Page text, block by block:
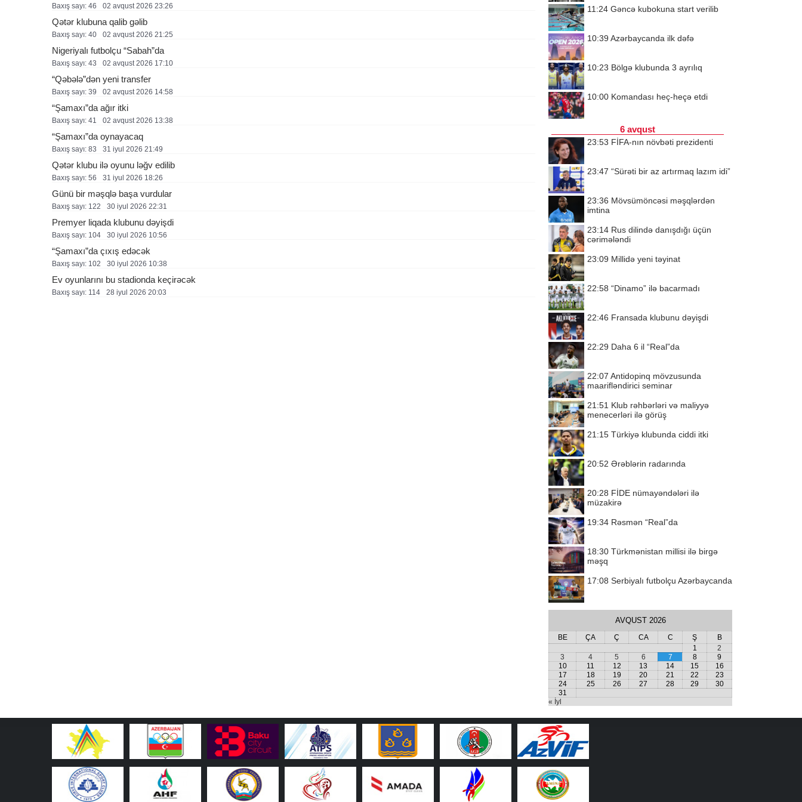
Baxış sayı: 46 02 avqust 2026 23:26
Qətər klubuna qalib gəlib
Baxış sayı: 40 02 avqust 2026 21:25
Nigeriyalı futbolçu “Sabah”da
Baxış sayı: 43 02 avqust 2026 17:10
“Qəbələ”dən yeni transfer
Baxış sayı: 39 02 avqust 2026 14:58
“Şamaxı”da ağır itki
Baxış sayı: 41 02 avqust 2026 13:38
“Şamaxı”da oynayacaq
Baxış sayı: 83 31 i̇yul 2026 21:49
Qətər klubu ilə oyunu ləğv edilib
Baxış sayı: 56 31 i̇yul 2026 18:26
Günü bir məşqlə başa vurdular
Baxış sayı: 122 30 i̇yul 2026 22:31
Premyer liqada klubunu dəyişdi
Baxış sayı: 104 30 i̇yul 2026 10:56
“Şamaxı”da çıxış edəcək
Baxış sayı: 102 30 i̇yul 2026 10:38
Ev oyunlarını bu stadionda keçirəcək
Baxış sayı: 114 28 i̇yul 2026 20:03
11:24 Gəncə kubokuna start verilib
10:39 Azərbaycanda ilk dəfə
10:23 Bölgə klubunda 3 ayrılıq
10:00 Komandası heç-heçə etdi
6 avqust
23:53 FİFA-nın növbəti prezidenti
23:47 “Sürəti bir az artırmaq lazım idi”
23:36 Mövsümöncəsi məşqlərdən
imtina
23:14 Rus dilində danışdığı üçün
cərimələndi
23:09 Millidə yeni təyinat
22:58 “Dinamo” ilə bacarmadı
22:46 Fransada klubunu dəyişdi
22:29 Daha 6 il “Real”da
22:07 Antidopinq mövzusunda
maarifləndirici seminar
21:51 Klub rəhbərləri və maliyyə
menecerləri ilə görüş
21:15 Türkiyə klubunda ciddi itki
20:52 Ərəblərin radarında
20:28 FİDE nümayəndələri ilə
müzakirə
19:34 Rəsmən “Real”da
18:30 Türkmənistan millisi ilə birgə
məşq
17:08 Serbiyalı futbolçu Azərbaycanda
AVQUST 2026
BE ÇA Ç CA C Ş
B
1
2
3
4 5 6 7 8
9
10
11 12 13 14 15
16
17
18 19 20 21 22
23
24
25 26 27 28 29
30
31
« İyl